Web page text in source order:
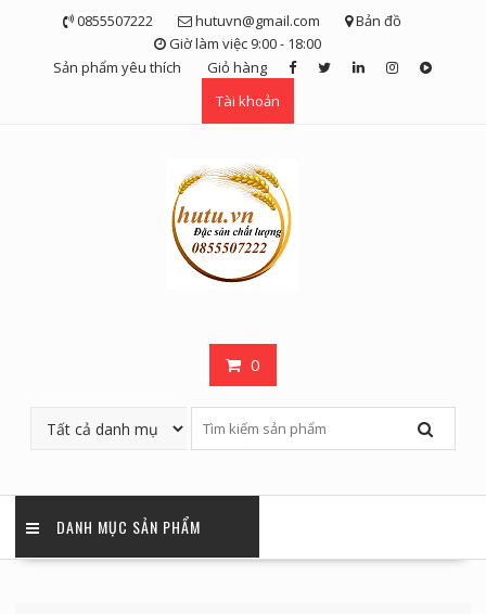
0855507222 hutuvn@gmail.com
Bản đồ
Giờ làm việc 9:00 - 18:00
Sản phẩm yêu thích
Giỏ hàng
Tài khoản
0
DANH MỤC SẢN PHẨM